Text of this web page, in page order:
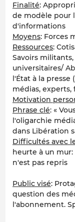
Finalité:
de modèle pour
d'informations
Moyens: Forces
Ressources:
Savoirs
universitaires/
l'État à la presse
médias, experts,
Motivation
Phrase clé: «
l'oligarchie
dans Libération
Difficultés avec
heurte à un
n'est pas repris
Public visé:
question des
l'abonnement.